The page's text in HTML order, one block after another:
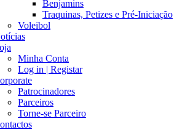
Benjamins
Traquinas, Petizes e Pré-Iniciação
Voleibol
Minha Conta
Log in | Registar
Patrocinadores
Parceiros
Torne-se Parceiro